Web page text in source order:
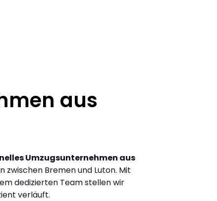
aus
Umzugsunternehmen aus
zwischen Bremen und Luton. Mit
dedizierten Team stellen wir
verläuft.